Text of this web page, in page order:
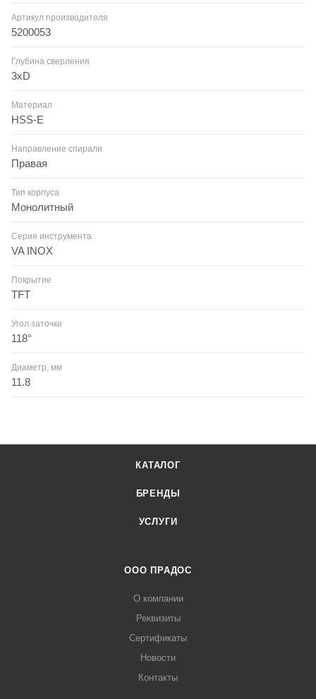
Артикул производителя
5200053
Глубина сверления
3xD
Материал
HSS-E
Направление спирали
Правая
Тип корпуса
Монолитный
Серия инструмента
VA INOX
Покрытие
TFT
Угол заточки
118°
Диаметр, мм
11.8
КАТАЛОГ
БРЕНДЫ
УСЛУГИ
ООО ПРАДОС
О компании
Реквизиты
Сертификаты
Новости
Контакты